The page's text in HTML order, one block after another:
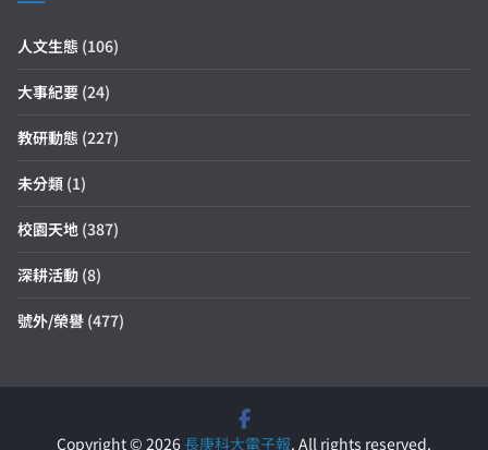
人文生態 (106)
大事紀要 (24)
教研動態 (227)
未分類 (1)
校園天地 (387)
深耕活動 (8)
號外/榮譽 (477)
Copyright © 2026長庚科大電子報. All rights reserved.